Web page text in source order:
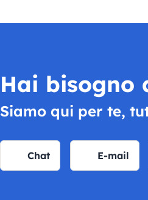
Hai bisogno
Siamo qui per te,
Chat E-mail